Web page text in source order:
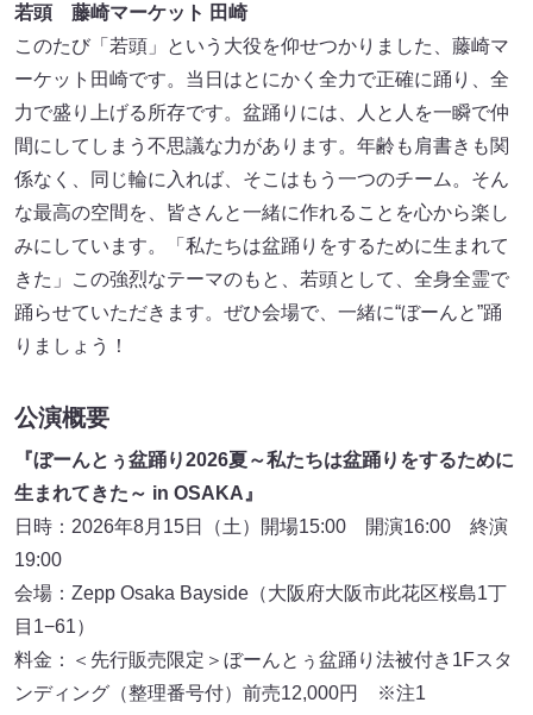
若頭 藤崎マーケット 田崎
このたび「若頭」という大役を仰せつかりました、藤崎マ
ーケット田崎です。当日はとにかく全力で正確に踊り、全
力で盛り上げる所存です。盆踊りには、人と人を一瞬で仲
間にしてしまう不思議な力があります。年齢も肩書きも関
係なく、同じ輪に入れば、そこはもう一つのチーム。そん
な最高の空間を、皆さんと一緒に作れることを心から楽し
みにしています。「私たちは盆踊りをするために生まれて
きた」この強烈なテーマのもと、若頭として、全身全霊で
踊らせていただきます。ぜひ会場で、一緒に“ぼーんと”踊
りましょう！
公演概要
『ぼーんとぅ盆踊り2026夏～私たちは盆踊りをするために
生まれてきた～ in OSAKA』
日時：2026年8月15日（土）開場15:00 開演16:00 終演
19:00
会場：Zepp Osaka Bayside（大阪府大阪市此花区桜島1丁
目1−61）
料金：＜先行販売限定＞ぼーんとぅ盆踊り法被付き1Fスタ
ンディング（整理番号付）前売12,000円 ※注1